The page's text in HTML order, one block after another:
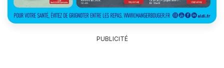
PUBLICITÉ